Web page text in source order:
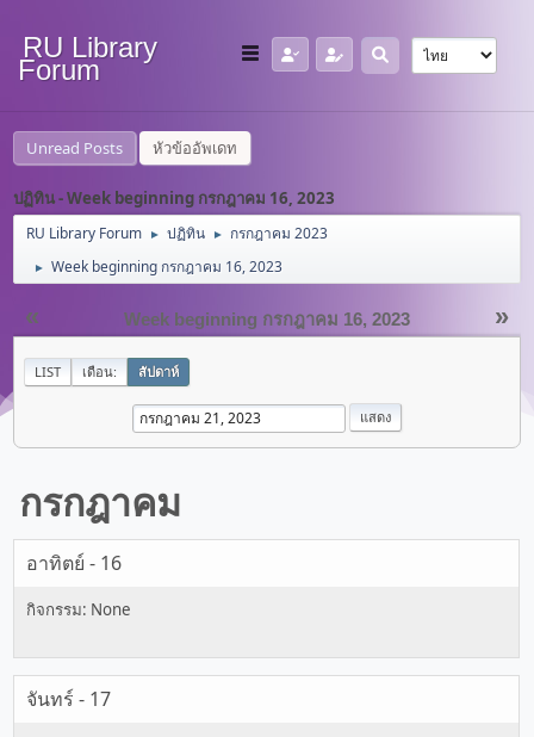
RU Library
Forum
Unread Posts หัวข้ออัพเดท
ปฏิทิน - Week beginning กรกฎาคม 16, 2023
RU Library Forum ► ปฏิทิน ► กรกฎาคม 2023
► Week beginning กรกฎาคม 16, 2023
« »
Week beginning กรกฎาคม 16, 2023
LIST เดือน: สัปดาห์
กรกฎาคม
อาทิตย์ - 16
จันทร์ - 17